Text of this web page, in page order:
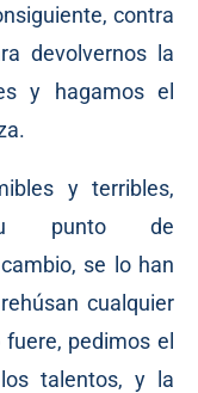
contra
devolvernos la
y hagamos el
y terribles,
su punto de
se lo han
cualquier
pedimos el
talentos, y la